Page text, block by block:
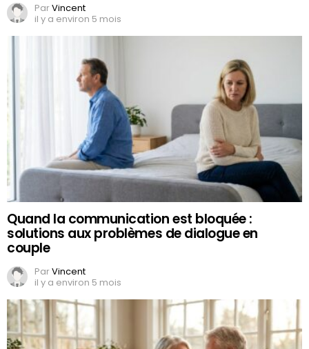
ParVincent
il y a environ 5 mois
Quand la communication est bloquée :
solutions aux problèmes de dialogue en
couple
ParVincent
il y a environ 5 mois